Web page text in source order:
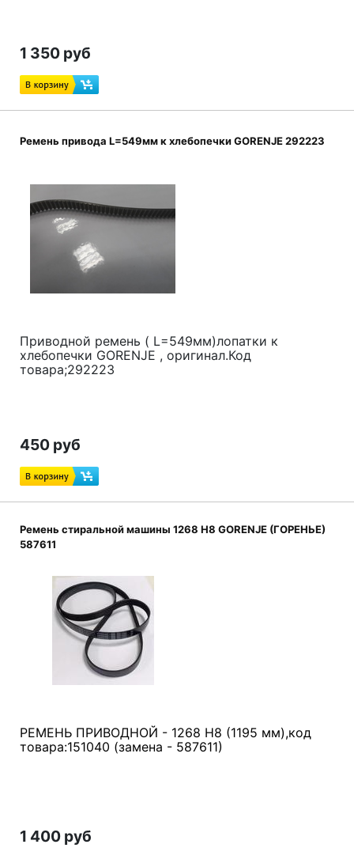
1 350 руб
Ремень привода L=549мм к хлебопечки GORENJE 292223
Приводной ремень ( L=549мм)лопатки к
хлебопечки GORENJE , оригинал.Код
товара;292223
450 руб
Ремень стиральной машины 1268 H8 GORENJE (ГОРЕНЬЕ)
587611
РЕМЕНЬ ПРИВОДНОЙ - 1268 H8 (1195 мм),код
товара:151040 (замена - 587611)
1 400 руб